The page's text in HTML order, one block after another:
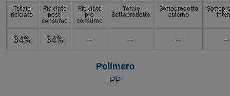
Totale
riciclato
Riciclato
post-
consumo
Riciclato
pre-
consumo
Totale
Sottoprodotto
Sottoprodotto
esterno
34% 34% -- -- -- --
Polimero
PP